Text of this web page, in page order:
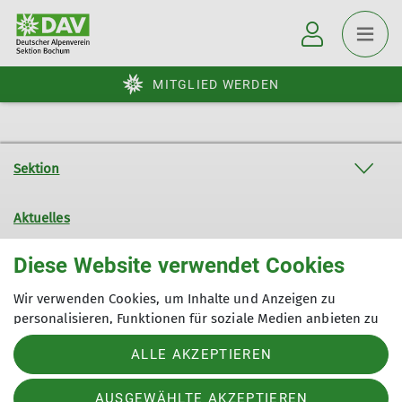
MITGLIED WERDEN
Sektion
Aktuelles
Weitere Links
Sektion Bochum des Deutschen Alpenvereins e.V.
Normannenstr. 22
44793 Bochum
Telefon +49234504169
Diese Website verwendet Cookies
Wir verwenden Cookies, um Inhalte und Anzeigen zu
personalisieren, Funktionen für soziale Medien anbieten zu
können und Zugriffe auf unsere Website zu analysieren.
Außerdem geben wir Informationen zu Ihrer Verwendung
unserer Website an unsere Partner für soziale Medien,
Werbung und Analysen weiter. Unsere Partner führen diese
ALLE AKZEPTIEREN
AUSGEWÄHLTE AKZEPTIEREN